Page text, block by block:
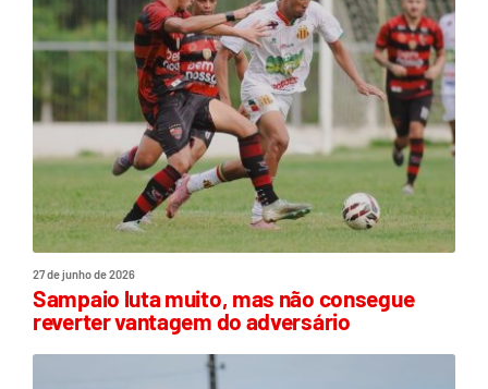
27 de junho de 2026
Sampaio luta muito, mas não consegue
reverter vantagem do adversário